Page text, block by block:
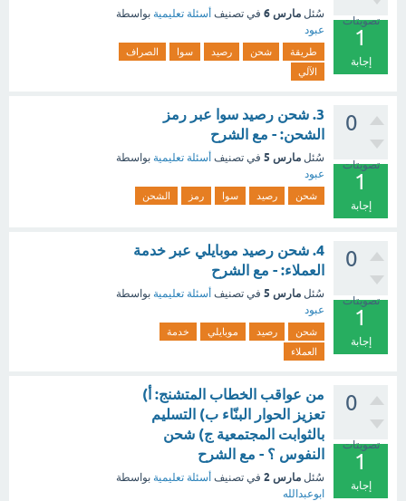
تصويتات
1
إجابة
سُئل مارس 6 في تصنيف أسئلة تعليمية بواسطة
عبود
طريقة شحن رصيد سوا
الصراف
الآلي
0
تصويتات
1
إجابة
3. شحن رصيد سوا عبر رمز
الشحن: - مع الشرح
سُئل مارس 5 في تصنيف أسئلة تعليمية بواسطة
عبود
شحن رصيد سوا رمز الشحن
0
تصويتات
1
إجابة
4. شحن رصيد موبايلي عبر خدمة
العملاء: - مع الشرح
سُئل مارس 5 في تصنيف أسئلة تعليمية بواسطة
عبود
شحن رصيد موبايلي
خدمة
العملاء
0
تصويتات
1
إجابة
من عواقب الخطاب المتشنج: أ)
تعزيز الحوار البنّاء ب) التسليم
بالثوابت المجتمعية ج) شحن
النفوس ؟ - مع الشرح
سُئل مارس 2 في تصنيف أسئلة تعليمية بواسطة
ابوعبدالله